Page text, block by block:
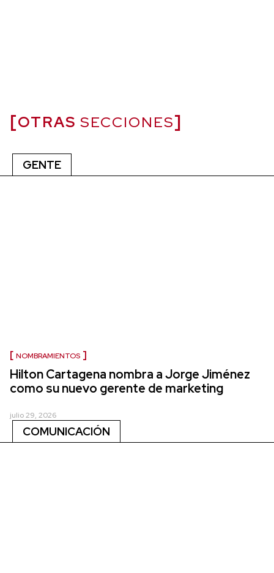
OTRAS SECCIONES
GENTE
NOMBRAMIENTOS
Hilton Cartagena nombra a Jorge Jiménez
como su nuevo gerente de marketing
julio 29, 2026
COMUNICACIÓN